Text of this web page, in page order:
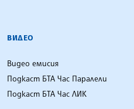
ВИДЕО
Видео емисия
Подкаст БТА Час Паралели
Подкаст БТА Час ЛИК